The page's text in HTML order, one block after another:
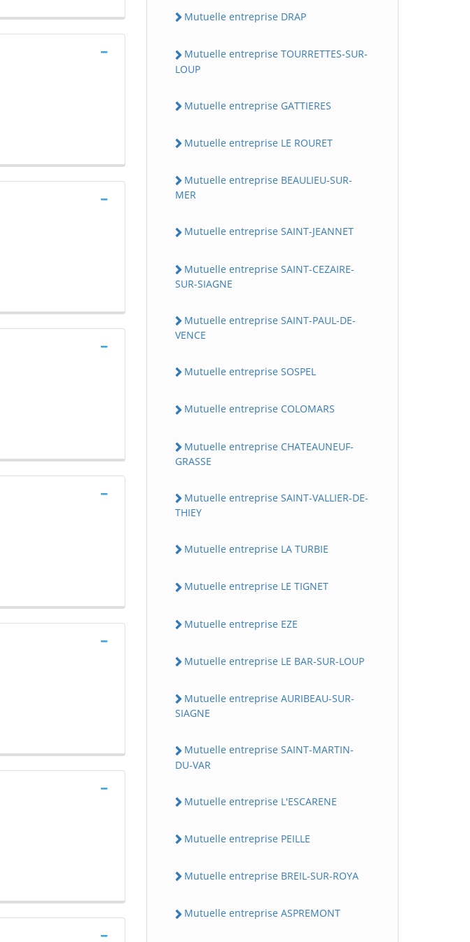
Mutuelle entreprise DRAP
Mutuelle entreprise TOURRETTES-SUR-
LOUP
Mutuelle entreprise GATTIERES
Mutuelle entreprise LE ROURET
Mutuelle entreprise BEAULIEU-SUR-
MER
Mutuelle entreprise SAINT-JEANNET
Mutuelle entreprise SAINT-CEZAIRE-
SUR-SIAGNE
Mutuelle entreprise SAINT-PAUL-DE-
VENCE
Mutuelle entreprise SOSPEL
Mutuelle entreprise COLOMARS
Mutuelle entreprise CHATEAUNEUF-
GRASSE
Mutuelle entreprise SAINT-VALLIER-DE-
THIEY
Mutuelle entreprise LA TURBIE
Mutuelle entreprise LE TIGNET
Mutuelle entreprise EZE
Mutuelle entreprise LE BAR-SUR-LOUP
Mutuelle entreprise AURIBEAU-SUR-
SIAGNE
Mutuelle entreprise SAINT-MARTIN-
DU-VAR
Mutuelle entreprise L'ESCARENE
Mutuelle entreprise PEILLE
Mutuelle entreprise BREIL-SUR-ROYA
Mutuelle entreprise ASPREMONT